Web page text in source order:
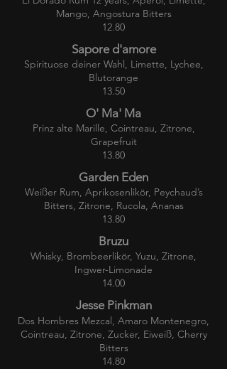
Mango, Angostura Bitters
12.80
Sapore d'amore
Spirituose deiner Wahl, Limette, Lychee,
Blutorange
13.50
O' Ma' Ma
Prinz alte Marille, Cointreau, Zitrone,
Grapefruit
13.80
Garden Eden
Weißer Rum, Aprikosenlikör, Peychaud’s
Bitters, Zitrone, Rucola, Ananas
13.80
Bruzu
Whisky, Brombeerlikör, Yuzu, Zitrone,
Ingwer-Limonade
14.00
Jesse Pinkman
Dos Hombres Mezcal, Amaro Montenegro,
Cointreau, Zitrone, Zucker, Eiweiß, Cherry
Bitters
14.80